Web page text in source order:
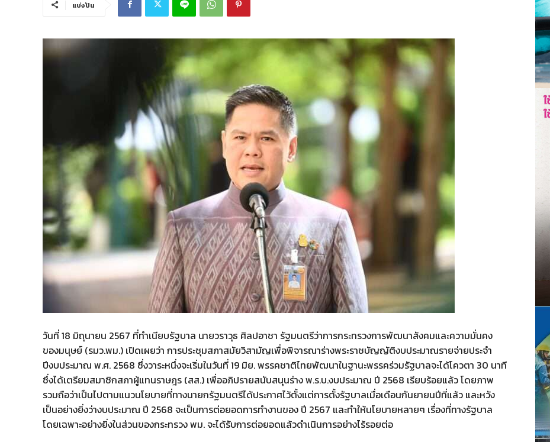
แบ่งปัน
วันที่ 18 มิถุนายน 2567 ที่ทำเนียบรัฐบาล นายวราวุธ ศิลปอาชา รัฐมนตรีว่าการกระทรวงการพัฒนาสังคมและความมั่นคง
ของมนุษย์ (รมว.พม.) เปิดเผยว่า การประชุมสภาสมัยวิสามัญเพื่อพิจารณาร่างพระราชบัญญัติงบประมาณรายจ่ายประจำ
ปีงบประมาณ พ.ศ. 2568 ซึ่งวาระหนึ่งจะเริ่มในวันที่ 19 มิย. พรรคชาติไทยพัฒนาในฐานะพรรคร่วมรัฐบาลจะได้โควตา 30 นาที
ซึ่งได้เตรียมสมาชิกสภาผู้แทนราษฎร (สส.) เพื่ออภิปรายสนับสนุนร่าง พ.ร.บ.งบประมาณ ปี 2568 เรียบร้อยแล้ว โดยภาพ
รวมถือว่าเป็นไปตามแนวนโยบายที่ทางนายกรัฐมนตรีได้ประกาศไว้ตั้งแต่การตั้งรัฐบาลเมื่อเดือนกันยายนปีที่แล้ว และหวัง
เป็นอย่างยิ่งว่างบประมาณ ปี 2568 จะเป็นการต่อยอดการทำงานของ ปี 2567 และทำให้นโยบายหลายๆ เรื่องที่ทางรัฐบาล
โดยเฉพาะอย่างยิ่งในส่วนของกระทรวง พม. จะได้รับการต่อยอดแล้วดำเนินการอย่างไร้รอยต่อ